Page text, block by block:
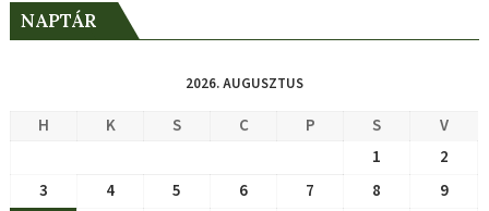
NAPTÁR
2026. AUGUSZTUS
H K S C P S
V
1
2
3
4 5 6 7 8
9